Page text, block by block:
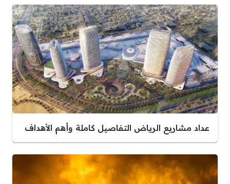
عداد مشاريع الرياض التفاصيل كاملة وأهم الأهداف